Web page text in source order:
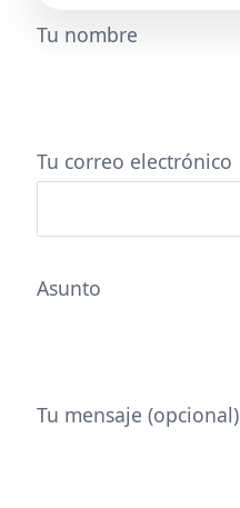
Tu nombre
Tu correo electrónico
Asunto
Tu mensaje (opcional)